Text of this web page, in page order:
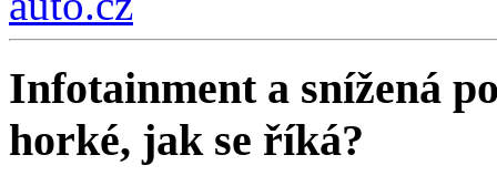
Infotainment a snížená
horké, jak se říká?